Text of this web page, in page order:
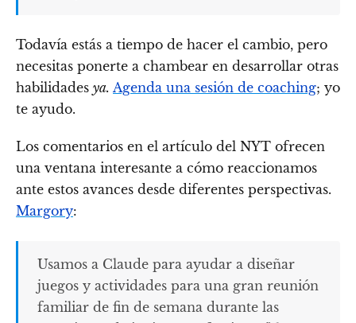
Todavía estás a tiempo de hacer el cambio, pero
necesitas ponerte a chambear en desarrollar otras
habilidades ya. Agenda una sesión de coaching; yo
te ayudo.
Los comentarios en el artículo del NYT ofrecen
una ventana interesante a cómo reaccionamos
ante estos avances desde diferentes perspectivas.
Margory:
Usamos a Claude para ayudar a diseñar
juegos y actividades para una gran reunión
familiar de fin de semana durante las